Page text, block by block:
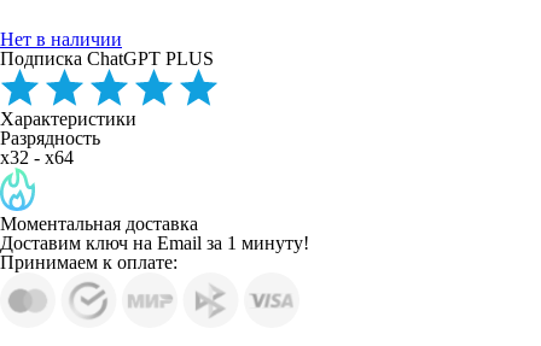
Нет в наличии
Подписка ChatGPT PLUS
Характеристики
Разрядность
x32 - x64
Моментальная доставка
Доставим ключ на Email за 1 минуту!
Принимаем к оплате: